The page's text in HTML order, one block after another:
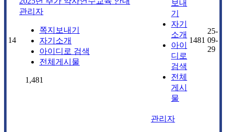
14
관리자
쪽지보내기
자기소개
아이디로 검색
전체게시물
1,481
보내
기
자기
소개
아이
디로
검색
전체
게시
물
1481
25-
09-
29
관리자